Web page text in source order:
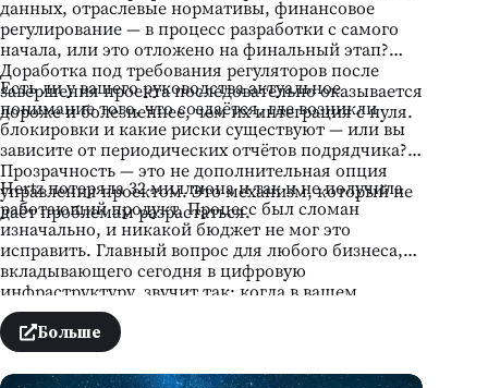
данных, отраслевые нормативы, финансовое
регулирование — в процесс разработки с самого
начала, или это отложено на финальный этап?
Доработка под требования регуляторов после
завершения проекта последовательно оказывается
дороже и болезненнее, чем их интеграция с нуля.
Есть ли у вашего руководства актуальное
понимание того, что создаётся, где возникли
блокировки и какие риски существуют — или вы
зависите от периодических отчётов подрядчика?
Прозрачность — это не дополнительная опция
управления проектом. Это механизм, который не
даёт проблемам разрастаться.
Hertz потеряла 32 миллиона и так и не получила
работающий продукт. Процесс был сломан
изначально, и никакой бюджет не мог это
исправить. Главный вопрос для любого бизнеса,
вкладывающего сегодня в цифровую
инфраструктуру, звучит так: когда в вашем
проекте появится первая проблема — а она
появится — вы узнаете об этом вовремя, чтобы
действовать, или уже после того, как она стала
провалом?
Больше